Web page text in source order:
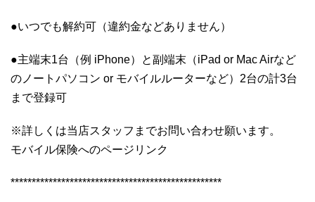
●いつでも解約可（違約金などありません）
●主端末1台（例 iPhone）と副端末（iPad or Mac Airなど
のノートパソコン or モバイルルーターなど）2台の計3台
まで登録可
※詳しくは当店スタッフまでお問い合わせ願います。
モバイル保険へのページリンク
**************************************************